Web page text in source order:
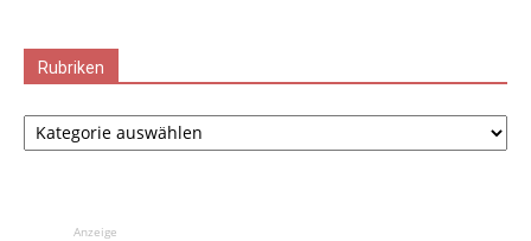
Rubriken
Rubriken
Anzeige